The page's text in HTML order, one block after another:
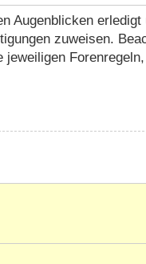
Augenblicken
zuweisen.